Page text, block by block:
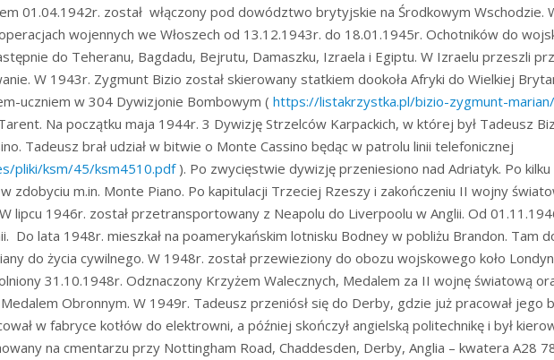
01.04.1942r. został włączony pod dowództwo brytyjskie na Środkowym Wschodzie.
wojennych we Włoszech od 13.12.1943r. do 18.01.1945r. Ochotników do
do Teheranu, Bagdadu, Bejrutu, Damaszku, Izraela i Egiptu. W Izraelu przeszli
W 1943r. Zygmunt Bizio został skierowany statkiem dookoła Afryki do Wielkiej
uczniem w 304 Dywizjonie Bombowym ( https://listakrzystka.pl/bizio-zygmunt-marian/
Na początku maja 1944r. 3 Dywizję Strzelców Karpackich, w której był Tadeusz
Tadeusz brał udział w bitwie o Monte Cassino będąc w patrolu linii telefonicznej
pliki/ksm/45/ksm4510.pdf). Po zwycięstwie dywizję przeniesiono nad Adriatyk. Po kilku
zdobyciu m.in. Monte Piano. Po kapitulacji Trzeciej Rzeszy i zakończeniu II wojny
lipcu 1946r. został przetransportowany z Neapolu do Liverpoolu w Anglii. Od
Do lata 1948r. mieszkał na poamerykańskim lotnisku Bodney w pobliżu Brandon. Tam
do życia cywilnego. W 1948r. został przewieziony do obozu wojskowego koło
31.10.1948r. Odznaczony Krzyżem Walecznych, Medalem za II wojnę światową
Obronnym. W 1949r. Tadeusz przeniósł się do Derby, gdzie już pracował jego
w fabryce kotłów do elektrowni, a później skończył angielską politechnikę i był
na cmentarzu przy Nottingham Road, Chaddesden, Derby, Anglia – kwatera A28